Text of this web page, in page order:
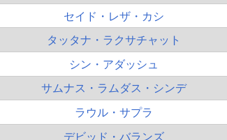
セイド・レザ・カシ
タッタナ・ラクサチャット
シン・アダッシュ
サムナス・ラムダス・シンデ
ラウル・サプラ
デビッド・バランズ